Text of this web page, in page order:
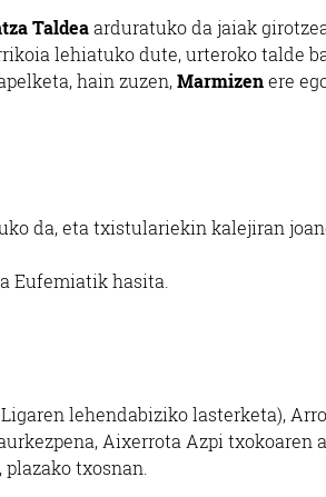
Taldeaarduratuko da jaiak
lehiatuko dute, urteroko talde
hain zuzen,Marmizenere
da, eta txistulariekin kalejiran
Eufemiatik hasita.
Ligaren lehendabiziko lasterketa),
Aixerrota Azpi txokoaren
plazakotxosnan.